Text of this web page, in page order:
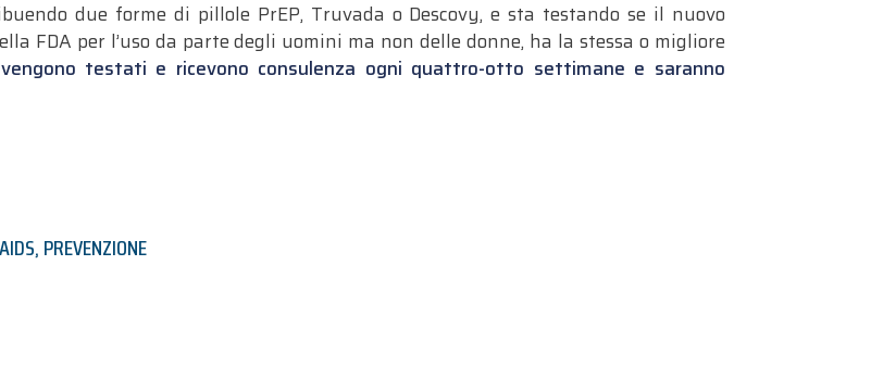
due forme di pillole PrEP, Truvada o Descovy, e sta testando se il nuovo
FDA per l’uso da parte degli uomini ma non delle donne, ha la stessa o migliore
testati e ricevono consulenza ogni quattro-otto settimane e saranno
,PREVENZIONE